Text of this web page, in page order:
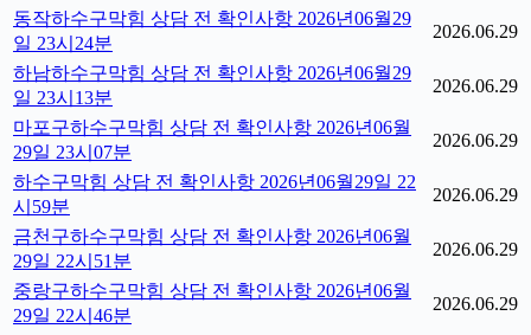
동작하수구막힘 상담 전 확인사항 2026년06월29
일 23시24분
2026.06.29
하남하수구막힘 상담 전 확인사항 2026년06월29
일 23시13분
2026.06.29
마포구하수구막힘 상담 전 확인사항 2026년06월
29일 23시07분
2026.06.29
하수구막힘 상담 전 확인사항 2026년06월29일 22
시59분
2026.06.29
금천구하수구막힘 상담 전 확인사항 2026년06월
29일 22시51분
2026.06.29
중랑구하수구막힘 상담 전 확인사항 2026년06월
29일 22시46분
2026.06.29